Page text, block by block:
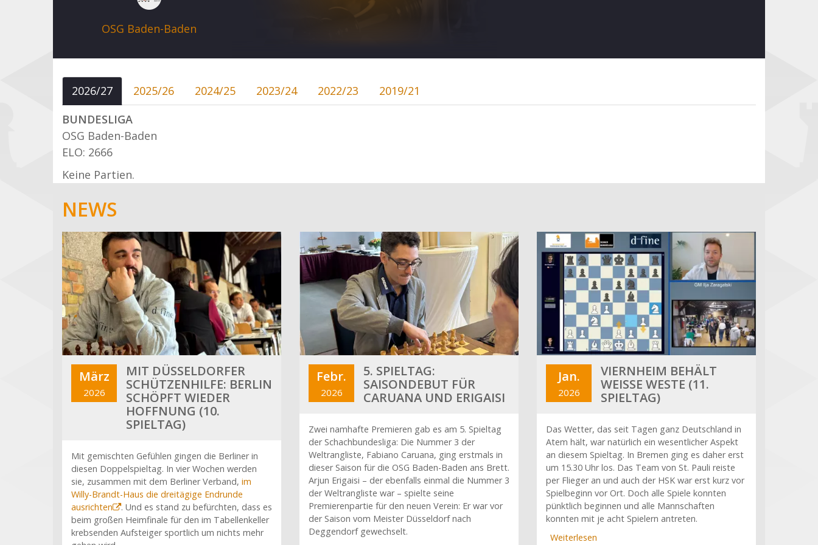
OSG Baden-Baden
2026/27 2025/26 2024/25 2023/24 2022/23
2019/21
BUNDESLIGA
OSG Baden-Baden
ELO: 2666
Keine Partien.
NEWS
März
2026
MIT DÜSSELDORFER
SCHÜTZENHILFE: BERLIN
SCHÖPFT WIEDER
HOFFNUNG (10.
SPIELTAG)
Mit gemischten Gefühlen gingen die Berliner in
diesen Doppelspieltag. In vier Wochen werden
sie, zusammen mit dem Berliner Verband, im
Willy-Brandt-Haus die dreitägige Endrunde
ausrichten
. Und es stand zu befürchten, dass es
beim großen Heimfinale für den im Tabellenkeller
krebsenden Aufsteiger sportlich um nichts mehr
Febr.
2026
5. SPIELTAG:
SAISONDEBUT FÜR
CARUANA UND ERIGAISI
Zwei namhafte Premieren gab es am 5. Spieltag
der Schachbundesliga: Die Nummer 3 der
Weltrangliste, Fabiano Caruana, ging erstmals in
dieser Saison für die OSG Baden-Baden ans Brett.
Arjun Erigaisi – der ebenfalls einmal die Nummer 3
der Weltrangliste war – spielte seine
Premierenpartie für den neuen Verein: Er war vor
der Saison vom Meister Düsseldorf nach
Deggendorf gewechselt.
Jan.
2026
VIERNHEIM BEHÄLT
WEISSE WESTE (11. S
PIELTAG)
Das Wetter, das seit Tagen ganz Deutschland in
Atem hält, war natürlich ein wesentlicher Aspekt
an diesem Spieltag. In Bremen ging es daher erst
um 15.30 Uhr los. Das Team von St. Pauli reiste
per Flieger an und auch der HSK war erst kurz vor
Spielbeginn vor Ort. Doch alle Spiele konnten
pünktlich beginnen und alle Mannschaften
konnten mit je acht Spielern antreten.
Weiterlesen